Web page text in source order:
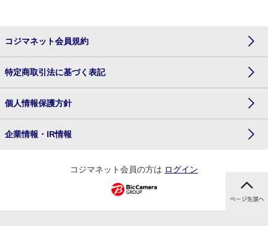
コジマネット会員規約
特定商取引法に基づく表記
個人情報保護方針
企業情報・IR情報
コジマネット会員の方は ログイン